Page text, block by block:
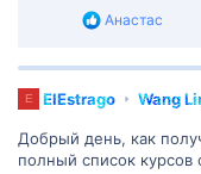
Р
к
ц
и
и
Анастас
E ElEstrago Wang
Добрый день, как
полный список курсов